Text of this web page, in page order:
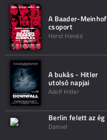
A Baader-Meinhof
csoport
Horst Herold
A bukás - Hitler
utolsó napjai
Adolf Hitler
Berlin felett az ég
Damiel